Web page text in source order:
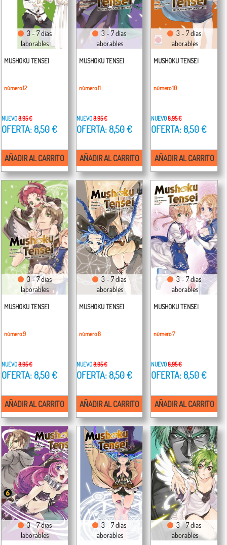
3 - 7 días
laborables
MUSHOKU TENSEI
número 12
NUEVO8,95 €
OFERTA: 8,50 €
AÑADIR AL CARRITO
3 - 7 días
laborables
MUSHOKU TENSEI
número 11
NUEVO8,95 €
OFERTA: 8,50 €
AÑADIR AL CARRITO
3 - 7 días
laborables
MUSHOKU TENSEI
número 10
NUEVO8,95 €
OFERTA: 8,50 €
AÑADIR AL CARRITO
3 - 7 días
laborables
MUSHOKU TENSEI
número 9
NUEVO8,95 €
OFERTA: 8,50 €
AÑADIR AL CARRITO
3 - 7 días
laborables
MUSHOKU TENSEI
número 8
NUEVO8,95 €
OFERTA: 8,50 €
AÑADIR AL CARRITO
3 - 7 días
laborables
MUSHOKU TENSEI
número 7
NUEVO8,95 €
OFERTA: 8,50 €
AÑADIR AL CARRITO
3 - 7 días
laborables
3 - 7 días
laborables
3 - 7 días
laborables